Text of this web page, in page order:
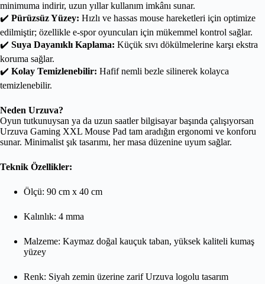
minimuma indirir, uzun yıllar kullanım imkânı sunar.
✔️ Pürüzsüz Yüzey: Hızlı ve hassas mouse hareketleri için optimize
edilmiştir; özellikle e-spor oyuncuları için mükemmel kontrol sağlar.
✔️ Suya Dayanıklı Kaplama: Küçük sıvı dökülmelerine karşı ekstra
koruma sağlar.
✔️ Kolay Temizlenebilir: Hafif nemli bezle silinerek kolayca
temizlenebilir.
Neden Urzuva?
Oyun tutkunuysan ya da uzun saatler bilgisayar başında çalışıyorsan
Urzuva Gaming XXL Mouse Pad tam aradığın ergonomi ve konforu
sunar. Minimalist şık tasarımı, her masa düzenine uyum sağlar.
Teknik Özellikler:
Ölçü: 90 cm x 40 cm
Kalınlık: 4 mma
Malzeme: Kaymaz doğal kauçuk taban, yüksek kaliteli kumaş
yüzey
Renk: Siyah zemin üzerine zarif Urzuva logolu tasarım